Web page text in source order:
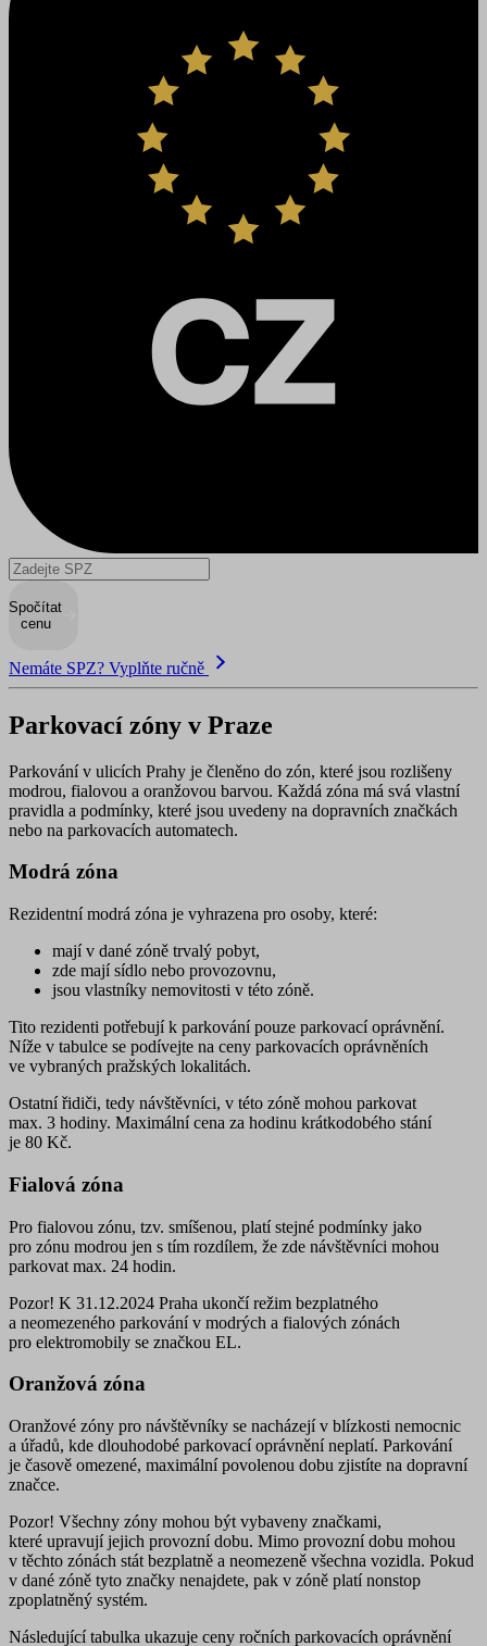
Spočítat
cenu
Nemáte SPZ? Vyplňte ručně
Parkovací zóny v Praze
Parkování v ulicích Prahy je členěno do zón, které jsou rozlišeny
modrou, fialovou a oranžovou barvou. Každá zóna má svá vlastní
pravidla a podmínky, které jsou uvedeny na dopravních značkách
nebo na parkovacích automatech.
Modrá zóna
Rezidentnímodrá zóna je vyhrazena pro osoby, které:
mají v dané zóně trvalý pobyt,
zde mají sídlo nebo provozovnu,
jsou vlastníky nemovitosti v této zóně.
Tito rezidenti potřebují k parkování pouze parkovací oprávnění.
Níže v tabulce se podívejte na ceny parkovacích oprávněních
ve vybraných pražských lokalitách.
Ostatní řidiči, tedy návštěvníci, v této zóně mohou parkovat
max. 3 hodiny. Maximální cena za hodinu krátkodobého stání
je 80 Kč.
Fialová zóna
Pro fialovou zónu, tzv. smíšenou, platí stejné podmínky jako
pro zónu modrou jen s tím rozdílem, že zde návštěvníci mohou
parkovat max. 24 hodin.
Pozor! K 31.12.2024 Praha ukončí režim bezplatného
a neomezeného parkování v modrých a fialových zónách
pro elektromobily se značkou EL.
Oranžová zóna
Oranžové zóny pro návštěvníky se nacházejí v blízkosti nemocnic
a úřadů, kde dlouhodobé parkovací oprávnění neplatí. Parkování
je časově omezené, maximální povolenou dobu zjistíte na dopravní
značce.
Pozor! Všechny zóny mohou být vybaveny značkami,
které upravují jejich provozní dobu. Mimo provozní dobu mohou
v těchto zónách stát bezplatně a neomezeně všechna vozidla. Pokud
v dané zóně tyto značky nenajdete, pak v zóně platí nonstop
zpoplatněný systém.
Následující tabulka ukazuje ceny ročních parkovacích oprávnění